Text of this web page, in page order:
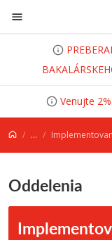
Prejsť na obsah
Venujte
...
Oddelenia